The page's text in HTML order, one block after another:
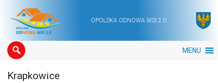
Main NavigationOPOLSKA ODNOWA WSI 2.0
MENU
Krapkowice